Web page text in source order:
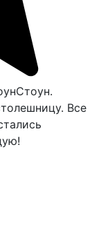
Все